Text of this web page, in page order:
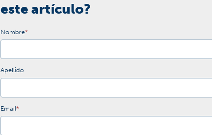
este artículo?
Nombre*
Apellido
Email*